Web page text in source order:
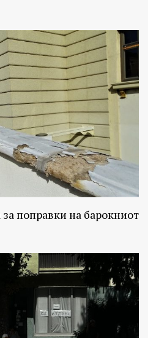
поправки на барокниот